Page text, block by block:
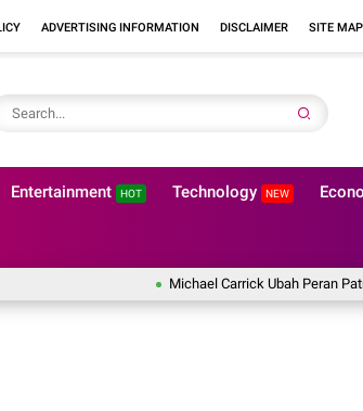
ADVERTISING INFORMATION DISCLAIMER SITE MAP
Entertainment HOT Technology NEW
Michael Carrick Ubah Peran Patrick